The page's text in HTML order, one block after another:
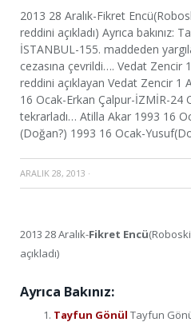
2013 28 Aralık-Fikret
reddini açıkladı) Ayrıca bakınız:
İSTANBUL-155. maddeden
cezasına çevrildi…. Vedat Zencir
reddini açıklayan Vedat Zencir 1
16 Ocak-Erkan Çalpur-İZMİR-24
tekrarladı… Atilla Akar 1993 16
(Doğan?) 1993 16 Ocak-
ARALIK 28, 2013 ·
2013 28 Aralık-Fikret Encü
açıkladı)
Ayrıca Bakınız:
Tayfun Gönül Tayfun